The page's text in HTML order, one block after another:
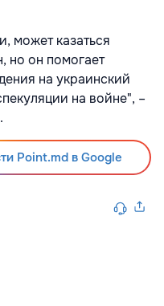
может казаться
но он помогает
на украинский
на войне", –
Point.md в Google